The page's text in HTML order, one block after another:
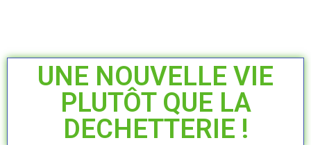
UNE NOUVELLE VIE
PLUTÔT QUE LA
DECHETTERIE !